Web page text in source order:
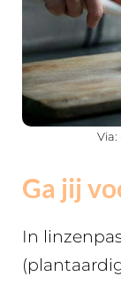
Ga jij
In